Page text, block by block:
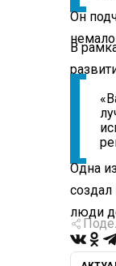
Он
В
Одна
люди